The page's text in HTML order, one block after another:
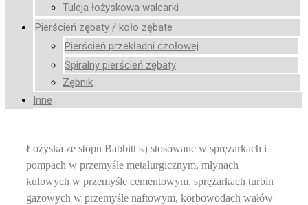
Tuleja łożyskowa walcarki
Pierścień zębaty / koło zębate
Pierścień przekładni czołowej
Spiralny pierścień zębaty
Zębnik
Inne
Łożyska ze stopu Babbitt są stosowane w sprężarkach i
pompach w przemyśle metalurgicznym, młynach
kulowych w przemyśle cementowym, sprężarkach turbin
gazowych w przemyśle naftowym, korbowodach wałów